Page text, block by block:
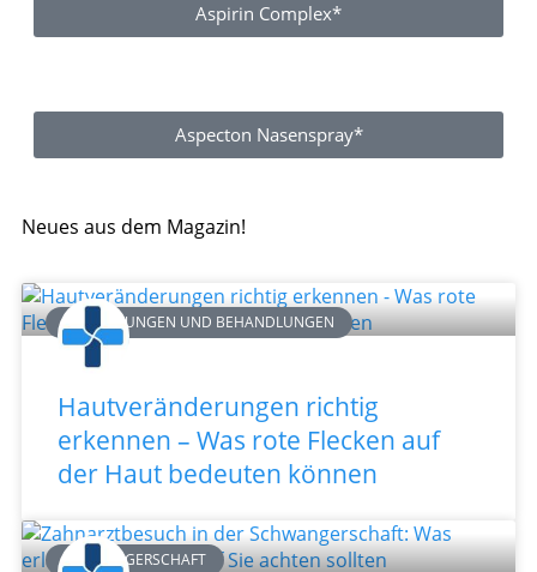
Aspirin Complex*
Aspecton Nasenspray*
Neues aus dem Magazin!
ERKRANKUNGEN UND BEHANDLUNGEN
Hautveränderungen richtig
erkennen – Was rote Flecken auf
der Haut bedeuten können
SCHWANGERSCHAFT